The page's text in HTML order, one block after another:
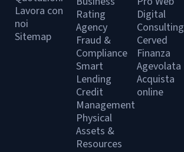
Lavora con
noi
Sitemap
Rating
Agency
Fraud &
Compliance
Smart
Lending
Credit
Management
Physical
Assets &
Resources
Digital
Consulting
Cerved
Finanza
Agevolata
Acquista
online